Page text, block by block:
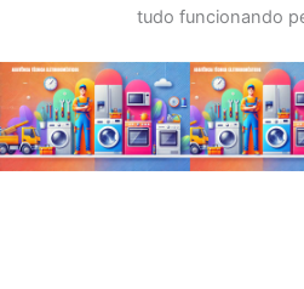
tudo funcionando